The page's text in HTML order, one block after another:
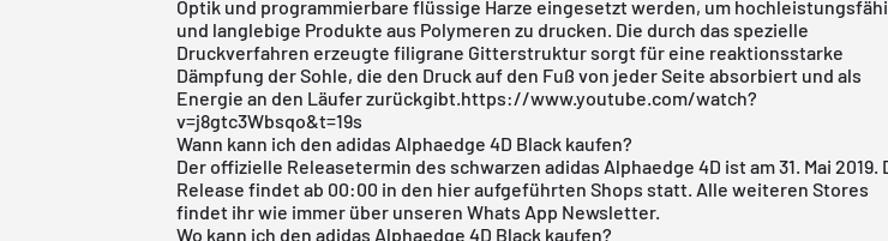
Optik und programmierbare flüssige Harze eingesetzt werden, um
und langlebige Produkte aus Polymeren zu drucken. Die durch das spezielle
Druckverfahren erzeugte filigrane Gitterstruktur sorgt für eine reaktionsstarke
Dämpfung der Sohle, die den Druck auf den Fuß von jeder Seite absorbiert und als
Energie an den Läufer zurückgibt.https://www.youtube.com/watch?
v=j8gtc3Wbsqo&t=19s
Wann kann ich den adidas Alphaedge 4D Black kaufen?
Der offizielle Releasetermin des schwarzen adidas Alphaedge 4D ist am 31. Mai 2019.
Release findet ab 00:00 in den hier aufgeführten Shops statt. Alle weiteren Stores
findet ihr wie immer über unseren Whats App Newsletter.
Wo kann ich den adidas Alphaedge 4D Black kaufen?